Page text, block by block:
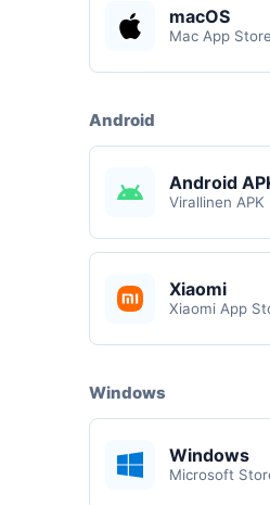
macOS
Mac App Store
Android
Android
Virallinen APK
Xiaomi
Xiaomi App
Windows
Windows
Microsoft